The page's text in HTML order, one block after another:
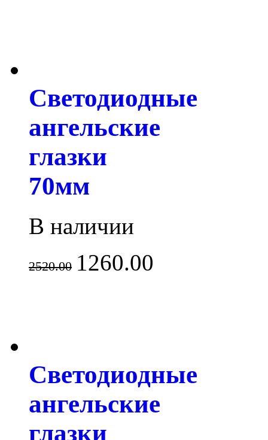
Светодиодные
ангельские
глазки
70мм
В наличии
2520.00 1260.00
Светодиодные
ангельские
глазки